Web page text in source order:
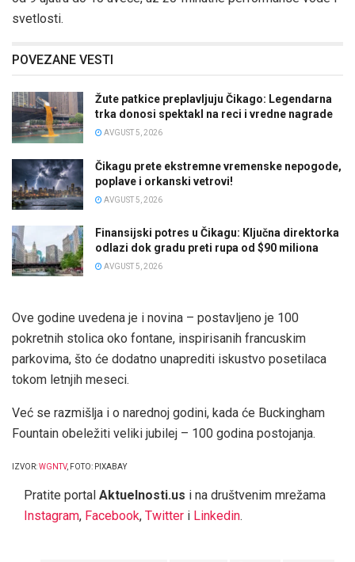
svetlosti.
POVEZANE VESTI
Žute patkice preplavljuju Čikago: Legendarna
trka donosi spektakl na reci i vredne nagrade
AVGUST 5, 2026
Čikagu prete ekstremne vremenske nepogode,
poplave i orkanski vetrovi!
AVGUST 5, 2026
Finansijski potres u Čikagu: Ključna direktorka
odlazi dok gradu preti rupa od $90 miliona
AVGUST 5, 2026
Ove godine uvedena je i novina – postavljeno je 100
pokretnih stolica oko fontane, inspirisanih francuskim
parkovima, što će dodatno unaprediti iskustvo posetilaca
tokom letnjih meseci.
Već se razmišlja i o narednoj godini, kada će Buckingham
Fountain obeležiti veliki jubilej – 100 godina postojanja.
IZVOR:WGNTV, FOTO: PIXABAY
Pratite portal Aktuelnosti.us i na društvenim mrežama
Instagram, Facebook, Twitter i Linkedin.